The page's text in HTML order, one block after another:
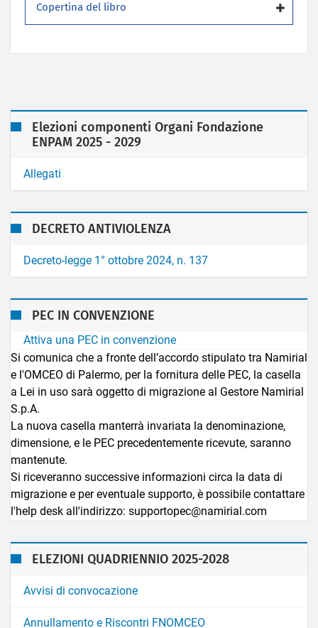
Copertina del libro
Elezioni componenti Organi Fondazione
ENPAM 2025 - 2029
Allegati
DECRETO ANTIVIOLENZA
Decreto-legge 1° ottobre 2024, n. 137
PEC IN CONVENZIONE
Attiva una PEC in convenzione
Si comunica che a fronte dell’accordo stipulato tra Namirial
e l'OMCEO di Palermo, per la fornitura delle PEC, la casella
a Lei in uso sarà oggetto di migrazione al Gestore Namirial
S.p.A.
La nuova casella manterrà invariata la denominazione,
dimensione, e le PEC precedentemente ricevute, saranno
mantenute.
Si riceveranno successive informazioni circa la data di
migrazione e per eventuale supporto, è possibile contattare
l'help desk all'indirizzo: supportopec@namirial.com
ELEZIONI QUADRIENNIO 2025-2028
Avvisi di convocazione
Annullamento e Riscontri FNOMCEO